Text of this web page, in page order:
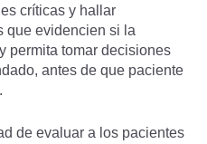
críticas y hallar
que evidencien si la
permita tomar decisiones
antes de que paciente
de evaluar a los pacientes